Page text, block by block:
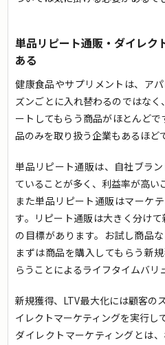
単品リピート通販・ダイレク
ある
健康食品やサプリメントは、ア
ズンごとに入れ替わるのではな
ートしてもらう商品がほとんど
品のみを取り扱う企業もあるほど
単品リピート通販は、自社ブラ
ていることが多く、利益率が高い
また単品リピート通販はマーケ
す。リピート通販は大きく分け
の目標があります。お試し商品
まずは商品を購入してもらう新
らうことによるライフタイムバリ
新規獲得、LTV最大化には顧客の
イレクトマーケティングを実行し
ダイレクトマーケティングとは